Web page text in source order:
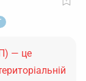
— це